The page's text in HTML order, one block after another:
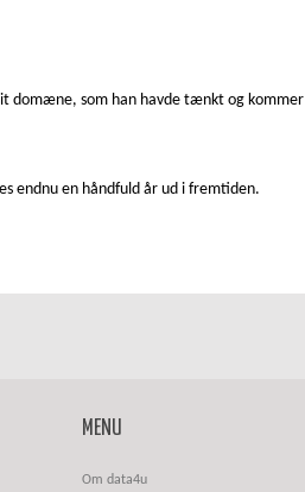
domæne, som han havde tænkt og kommer
endnu en håndfuld år ud i fremtiden.
MENU
Om data4u